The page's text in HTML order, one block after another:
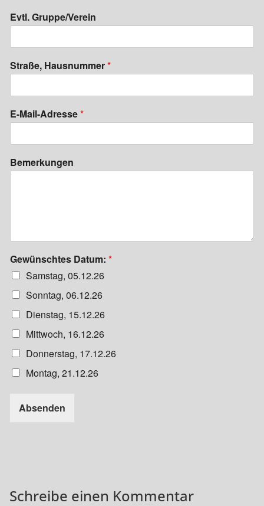
B
m
r
u
g
a
u
r
Evtl. Gruppe/Verein
Straße, Hausnummer*
E-Mail-Adresse*
Bemerkungen
Gewünschtes Datum: *
Samstag, 05.12.26
Sonntag, 06.12.26
Dienstag, 15.12.26
Mittwoch, 16.12.26
Donnerstag, 17.12.26
Montag, 21.12.26
Absenden
Schreibe einen Kommentar